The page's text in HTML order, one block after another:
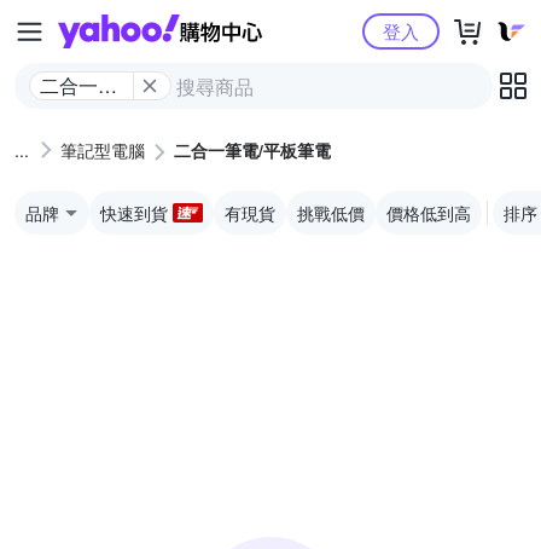
Yahoo購物中心
二合一筆
電
登入
筆記型電腦 二合一筆電/平板筆電
品牌 快速到貨 有現貨 挑戰低價 價格低到高 排序